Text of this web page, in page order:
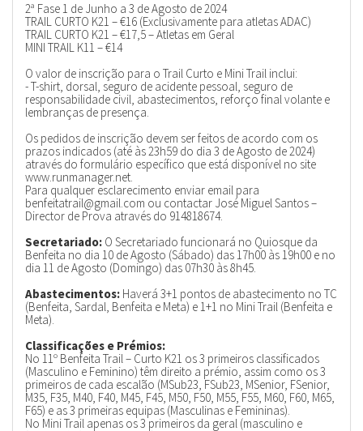
2ª Fase 1 de Junho a 3 de Agosto de 2024
TRAIL CURTO K21 – €16 (Exclusivamente para atletas ADAC)
TRAIL CURTO K21 – €17,5 – Atletas em Geral
MINI TRAIL K11 – €14
O valor de inscrição para o Trail Curto e Mini Trail inclui:
- T-shirt, dorsal, seguro de acidente pessoal, seguro de
responsabilidade civil, abastecimentos, reforço final volante e
lembranças de presença.
Os pedidos de inscrição devem ser feitos de acordo com os
prazos indicados (até às 23h59 do dia 3 de Agosto de 2024)
através do formulário específico que está disponível no site
www.runmanager.net.
Para qualquer esclarecimento enviar email para
benfeitatrail@gmail.com ou contactar José Miguel Santos –
Director de Prova através do 914818674.
Secretariado: O Secretariado funcionará no Quiosque da
Benfeita no dia 10 de Agosto (Sábado) das 17h00 às 19h00 e no
dia 11 de Agosto (Domingo) das 07h30 às 8h45.
Abastecimentos: Haverá 3+1 pontos de abastecimento no TC
(Benfeita, Sardal, Benfeita e Meta) e 1+1 no Mini Trail (Benfeita e
Meta).
Classificações e Prémios:
No 11º Benfeita Trail – Curto K21 os 3 primeiros classificados
(Masculino e Feminino) têm direito a prémio, assim como os 3
primeiros de cada escalão (MSub23, FSub23, MSenior, FSenior,
M35, F35, M40, F40, M45, F45, M50, F50, M55, F55, M60, F60, M65,
F65) e as 3 primeiras equipas (Masculinas e Femininas).
No Mini Trail apenas os 3 primeiros da geral (masculino e